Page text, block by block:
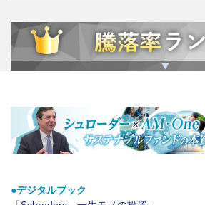
●デジタルブック